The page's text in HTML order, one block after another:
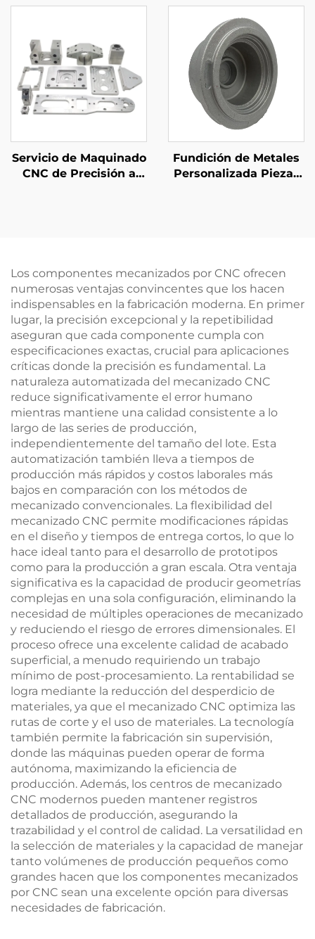
Acero Dobladadas con
Medida con
Certificación ISO
Servicio de Maquinado
CNC de Precisión a
Fundición de Metales
Personalizada Piezas
Los componentes mecanizados por CNC ofrecen
numerosas ventajas convincentes que los hacen
indispensables en la fabricación moderna. En primer
lugar, la precisión excepcional y la repetibilidad
aseguran que cada componente cumpla con
especificaciones exactas, crucial para aplicaciones
críticas donde la precisión es fundamental. La
naturaleza automatizada del mecanizado CNC
reduce significativamente el error humano
mientras mantiene una calidad consistente a lo
largo de las series de producción,
independientemente del tamaño del lote. Esta
automatización también lleva a tiempos de
producción más rápidos y costos laborales más
bajos en comparación con los métodos de
mecanizado convencionales. La flexibilidad del
mecanizado CNC permite modificaciones rápidas
en el diseño y tiempos de entrega cortos, lo que lo
hace ideal tanto para el desarrollo de prototipos
como para la producción a gran escala. Otra ventaja
significativa es la capacidad de producir geometrías
complejas en una sola configuración, eliminando la
necesidad de múltiples operaciones de mecanizado
y reduciendo el riesgo de errores dimensionales. El
proceso ofrece una excelente calidad de acabado
superficial, a menudo requiriendo un trabajo
mínimo de post-procesamiento. La rentabilidad se
logra mediante la reducción del desperdicio de
materiales, ya que el mecanizado CNC optimiza las
rutas de corte y el uso de materiales. La tecnología
también permite la fabricación sin supervisión,
donde las máquinas pueden operar de forma
autónoma, maximizando la eficiencia de
producción. Además, los centros de mecanizado
CNC modernos pueden mantener registros
detallados de producción, asegurando la
trazabilidad y el control de calidad. La versatilidad en
la selección de materiales y la capacidad de manejar
tanto volúmenes de producción pequeños como
grandes hacen que los componentes mecanizados
por CNC sean una excelente opción para diversas
necesidades de fabricación.